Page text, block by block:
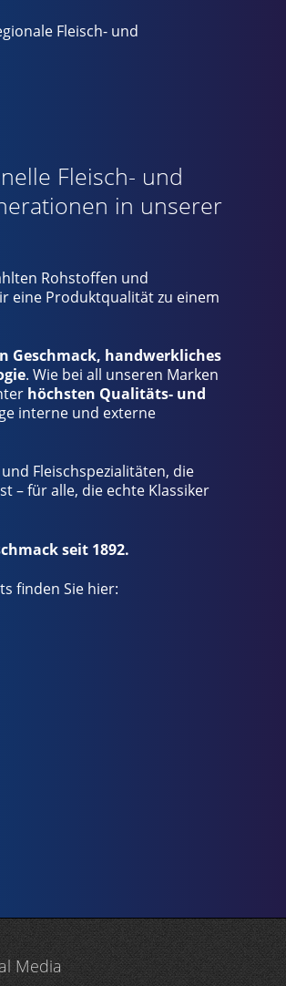
Fleisch- und
Fleisch- und
in unserer
Rohstoffen und
eine Produktqualität zu einem
Geschmack, handwerkliches
. Wie bei all unseren Marken
höchsten Qualitäts- und
interne und externe
Fleischspezialitäten, die
– für alle, die echte Klassiker
seit 1892.
finden Sie hier:
Media